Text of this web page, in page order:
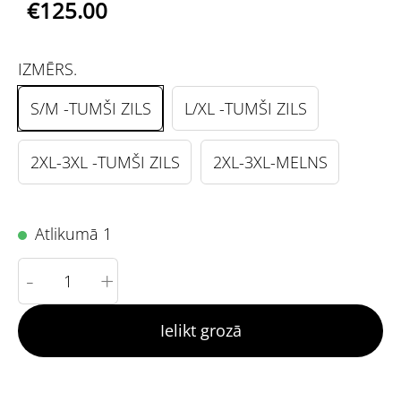
€125.00
IZMĒRS.
S/M -TUMŠI ZILS
L/XL -TUMŠI ZILS
2XL-3XL -TUMŠI ZILS 2XL-3XL-MELNS
Atlikumā 1
- +
Ielikt grozā